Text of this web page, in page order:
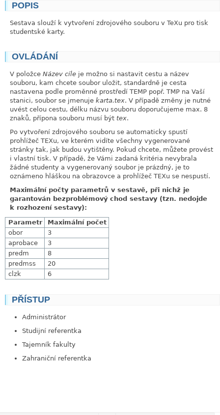
POPIS
Sestava slouží k vytvoření zdrojového souboru v TeXu pro tisk
studentské karty.
OVLÁDÁNÍ
V položce Název cíle je možno si nastavit cestu a název
souboru, kam chcete soubor uložit, standardně je cesta
nastavena podle proměnné prostředí TEMP popř. TMP na Vaší
stanici, soubor se jmenuje karta.tex. V případě změny je nutné
uvést celou cestu, délku názvu souboru doporučujeme max. 8
znaků, přípona souboru musí být tex.
Po vytvoření zdrojového souboru se automaticky spustí
prohlížeč TEXu, ve kterém vidíte všechny vygenerované
stránky tak, jak budou vytištěny. Pokud chcete, můžete provést
i vlastní tisk. V případě, že Vámi zadaná kritéria nevybrala
žádné studenty a vygenerovaný soubor je prázdný, je to
oznámeno hláškou na obrazovce a prohlížeč TEXu se nespustí.
Maximální počty parametrů v sestavě, při nichž je
garantován bezproblémový chod sestavy (tzn. nedojde
k rozhození sestavy):
Parametr
Maximální počet
obor
3
aprobace
3
predm
8
predmss
20
clzk
6
PŘÍSTUP
Administrátor
Studijní referentka
Tajemník fakulty
Zahraniční referentka